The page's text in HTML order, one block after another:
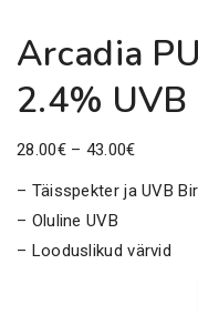
Arcadia
2.4% UVB
28.00€ – 43.00€Price
– Täisspekter ja UVB
– Oluline UVB
– Looduslikud värvid